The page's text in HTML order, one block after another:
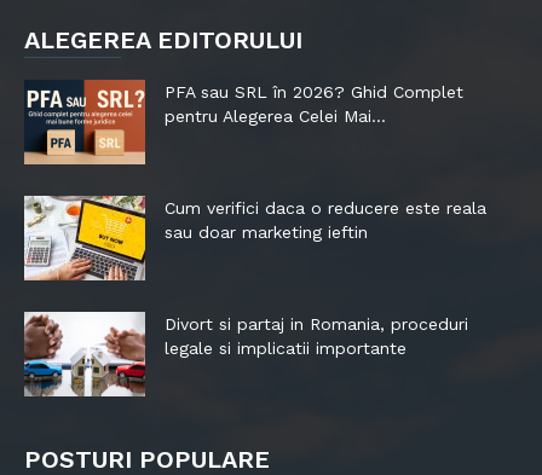
ALEGEREA EDITORULUI
PFA sau SRL în 2026? Ghid Complet
pentru Alegerea Celei Mai...
Cum verifici daca o reducere este reala
sau doar marketing ieftin
Divort si partaj in Romania, proceduri
legale si implicatii importante
POSTURI POPULARE